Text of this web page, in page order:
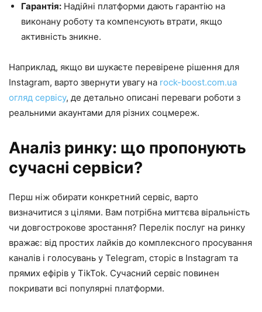
Гарантія: Надійні платформи дають гарантію на
виконану роботу та компенсують втрати, якщо
активність зникне.
Наприклад, якщо ви шукаєте перевірене рішення для
Instagram, варто звернути увагу на rock-boost.com.ua
огляд сервісу, де детально описані переваги роботи з
реальними акаунтами для різних соцмереж.
Аналіз ринку: що пропонують
сучасні сервіси?
Перш ніж обирати конкретний сервіс, варто
визначитися з цілями. Вам потрібна миттєва віральність
чи довгострокове зростання? Перелік послуг на ринку
вражає: від простих лайків до комплексного просування
каналів і голосувань у Telegram, сторіс в Instagram та
прямих ефірів у TikTok. Сучасний сервіс повинен
покривати всі популярні платформи.